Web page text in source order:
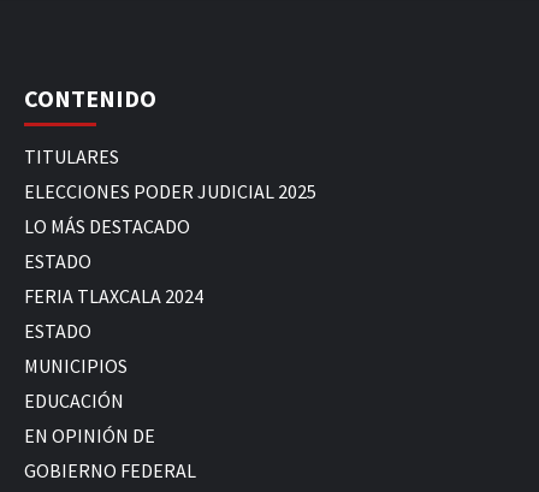
CONTENIDO
TITULARES
ELECCIONES PODER JUDICIAL 2025
LO MÁS DESTACADO
ESTADO
FERIA TLAXCALA 2024
ESTADO
MUNICIPIOS
EDUCACIÓN
EN OPINIÓN DE
GOBIERNO FEDERAL